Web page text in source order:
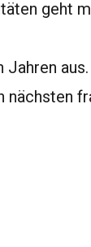
geht
Jahren
nächsten